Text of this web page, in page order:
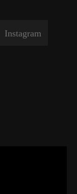
Instagram